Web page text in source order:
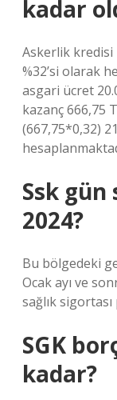
kadar
Askerlik
%32’si olarak
asgari ücret
kazanç 666,75
(667,75*0,32)
Ssk gün
2024?
Bu bölgedeki
Ocak ayı ve
sağlık
SGK
kadar?